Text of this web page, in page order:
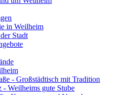
in Weilheim
Stadt
- Großstädtisch mit Tradition
- Weilheims gute Stube